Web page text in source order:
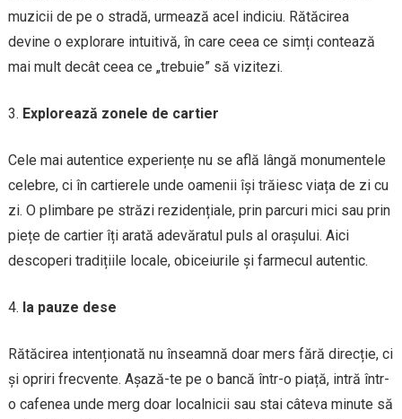
muzicii de pe o stradă, urmează acel indiciu. Rătăcirea
devine o explorare intuitivă, în care ceea ce simți contează
mai mult decât ceea ce „trebuie” să vizitezi.
Explorează zonele de cartier
Cele mai autentice experiențe nu se află lângă monumentele
celebre, ci în cartierele unde oamenii își trăiesc viața de zi cu
zi. O plimbare pe străzi rezidențiale, prin parcuri mici sau prin
piețe de cartier îți arată adevăratul puls al orașului. Aici
descoperi tradițiile locale, obiceiurile și farmecul autentic.
Ia pauze dese
Rătăcirea intenționată nu înseamnă doar mers fără direcție, ci
și opriri frecvente. Așază-te pe o bancă într-o piață, intră într-
o cafenea unde merg doar localnicii sau stai câteva minute să